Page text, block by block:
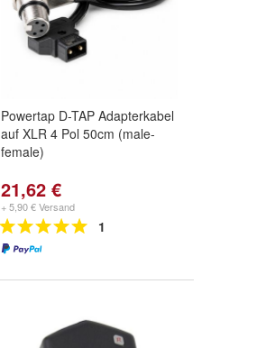
Powertap D-TAP Adapterkabel
auf XLR 4 Pol 50cm (male-
female)
21,62 €
+ 5,90 € Versand
1